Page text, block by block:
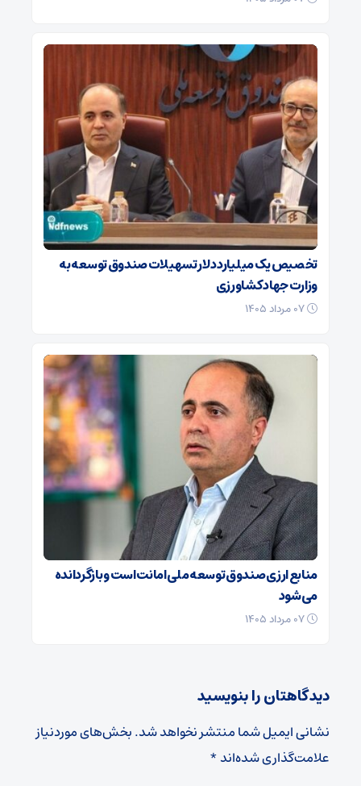
تخصیص یک میلیارد دلار تسهیلات صندوق توسعه به
وزارت جهاد کشاورزی
منابع ارزی صندوق توسعه ملی امانت است و بازگردانده
می‌شود
دیدگاهتان را بنویسید
نشانی ایمیل شما منتشر نخواهد شد.بخش‌های موردنیاز
علامت‌گذاری شده‌اند*